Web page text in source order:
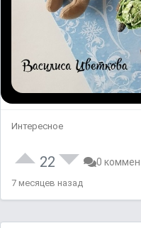
Интересное
22 0
7 месяцев назад